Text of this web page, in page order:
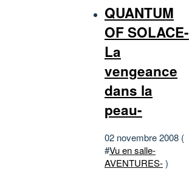
QUANTUM
OF SOLACE-
La
vengeance
dans la
peau-
02 novembre 2008 (
#Vu en salle-
AVENTURES-)